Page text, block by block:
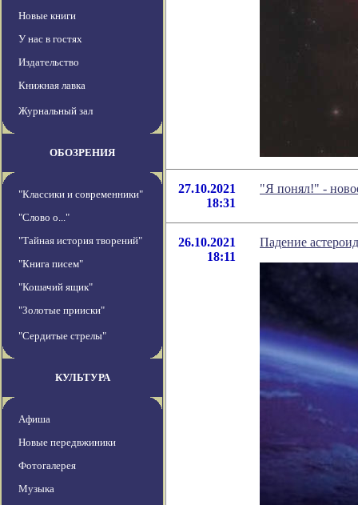
Новые книги
У нас в гостях
Издательство
Книжная лавка
Журнальный зал
ОБОЗРЕНИЯ
"Классики и современники"
"Слово о..."
"Тайная история творений"
"Книга писем"
"Кошачий ящик"
"Золотые прииски"
"Сердитые стрелы"
КУЛЬТУРА
Афиша
Новые передвжиники
Фотогалерея
Музыка
27.10.2021
18:31
"Я понял!" -
26.10.2021
18:11
Падение